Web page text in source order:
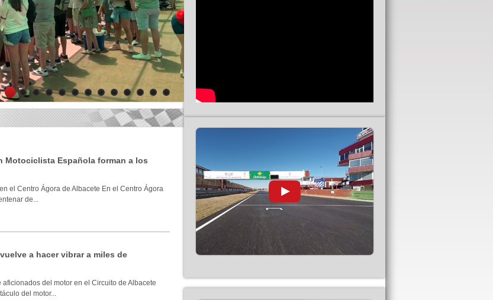
2 3 4 5 6 7 8 9 10 11 12 13 14
Motociclista Española forman a los
el Centro Ágora de Albacete En el Centro Ágora
de...
a hacer vibrar a miles de
del motor en el Circuito de Albacete
del motor...